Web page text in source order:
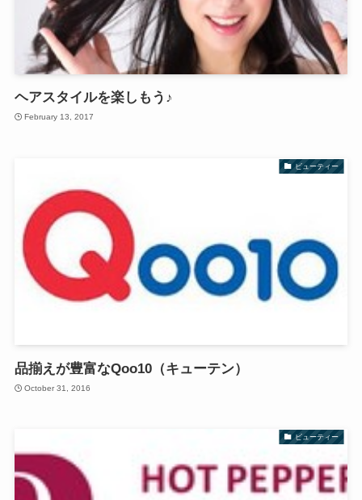
ヘアスタイルを楽しもう♪
February 13, 2017
ビューティー
品揃えが豊富なQoo10（キューテン）
October 31, 2016
ビューティー